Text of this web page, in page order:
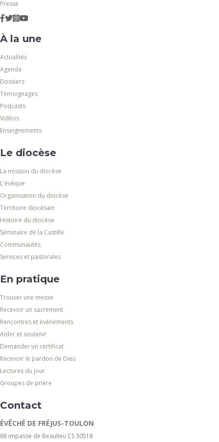
Presse
À la une
Actualités
Agenda
Dossiers
Témoignages
Podcasts
Vidéos
Enseignements
Le diocèse
La mission du diocèse
L'évêque
Organisation du diocèse
Territoire diocésain
Histoire du diocèse
Séminaire de la Castille
Communautés
Services et pastorales
En pratique
Trouver une messe
Recevoir un sacrement
Rencontres et événements
Aider et soutenir
Demander un certificat
Recevoir le pardon de Dieu
Lectures du jour
Groupes de prière
Contact
ÉVÊCHÉ DE FRÉJUS-TOULON
68 impasse de Beaulieu CS 30518